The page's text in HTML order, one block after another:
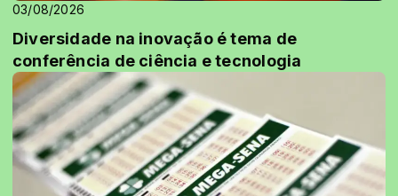
03/08/2026
Diversidade na inovação é tema de
conferência de ciência e tecnologia